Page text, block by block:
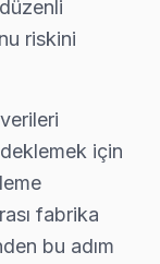
bölgedeki
erişilebilir
ne kadar
için 6 ay,
gerekli
ses var
riskini
için
fabrika
bu adım